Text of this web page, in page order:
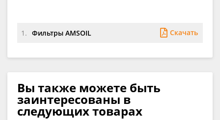
1. Фильтры AMSOIL Скачать
Вы также можете быть
заинтересованы в
следующих товарах